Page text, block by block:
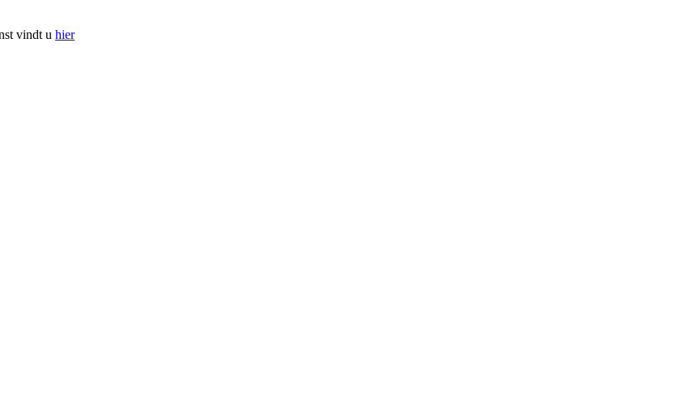
vindt u hier